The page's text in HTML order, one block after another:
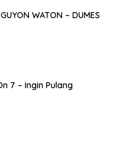
WATON – DUMES
7 – Ingin Pulang